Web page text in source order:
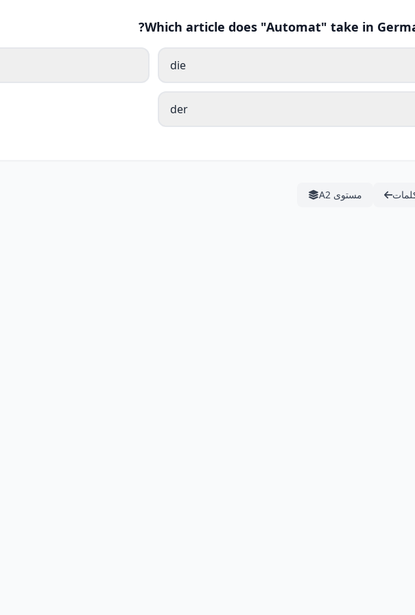
Which article does "Automat" take in
die
der
مستوى A2